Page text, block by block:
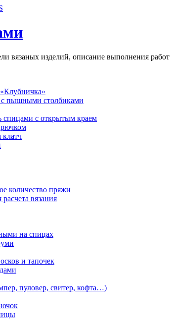
вязаных изделий, описание выполнения работ
с пышными столбиками
спицами с открытым краем
клатч
количество пряжи
вязания
на спицах
и тапочек
пуловер, свитер, кофта…)